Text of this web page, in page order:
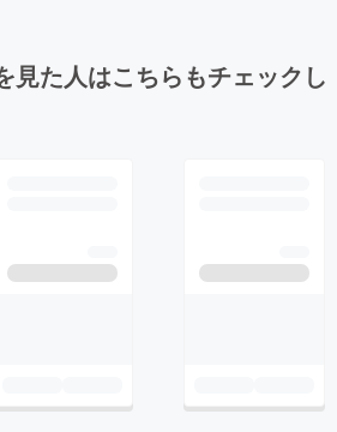
見た人はこちらもチェックし